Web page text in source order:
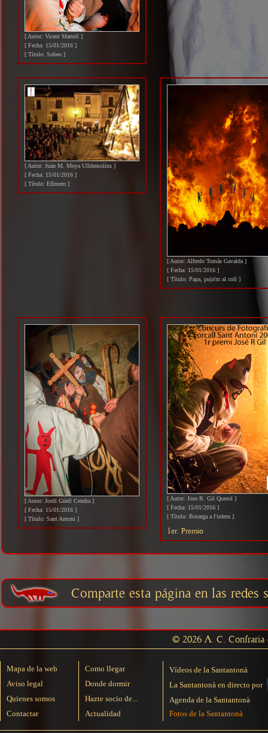
[ Autor: Vicent Martell ]
[ Fecha: 15/01/2016 ]
[ Título: Sobeo ]
[ Autor: Juan M. Moya Ulldemolins ]
[ Fecha: 15/01/2016 ]
[ Título: Efímero ]
[ Autor: Alfredo Tomás Gavalda ]
[ Fecha: 15/01/2016 ]
[ Título: Papa, puja'm al coll ]
[ Autor: Jordi Güell Cendra ]
[ Fecha: 15/01/2016 ]
[ Título: Sant Antoni ]
[ Autor: Jose R. Gil Querol ]
[ Fecha: 15/01/2016 ]
[ Título: Botarga a l'infern ]
1er. Premio
Comparte esta página en las redes
© 2026 A. C. Confraria
Mapa de la web
Aviso legal
Quienes somos
Contactar
Como llegar
Donde dormir
Hazte socio de...
Actualidad
Vídeos de la Santantonà
La Santantonà en directo por
Agenda de la Santantonà
Fotos de la Santantonà